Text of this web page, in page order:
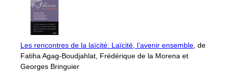
Les rencontres de la laïcité: Laïcité, l’avenir ensemble , de
Fatiha Agag-Boudjahlat, Frédérique de la Morena et
Georges Bringuier